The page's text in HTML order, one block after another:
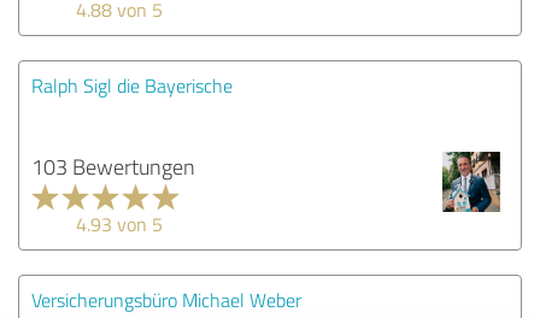
4.88 von 5
Ralph Sigl die Bayerische
103 Bewertungen
4.93 von 5
Versicherungsbüro Michael Weber